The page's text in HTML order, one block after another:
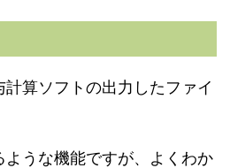
算ソフトの出力したファイ
ような機能ですが、よくわか